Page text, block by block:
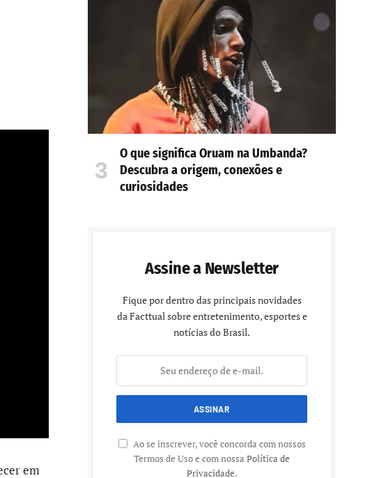
em
O que significa Oruam na Umbanda?
Descubra a origem, conexões e
curiosidades
Assine a Newsletter
Fique por dentro das principais novidades
da Facttual sobre entretenimento, esportes e
notícias do Brasil.
Ao se inscrever, você concorda com nossos
Termos de Uso e com nossa Política de
Privacidade.